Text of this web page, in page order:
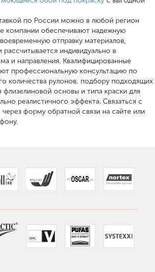
по России можно в любой регион
компании обеспечивают надежную
отправку материалов,
индивидуально в
и направления. Квалифицированные
профессиональную консультацию по
количества рулонов, подбору подходящих
флизелиновой основы и типа краски для
реалистичного эффекта. Связаться с
форму обратной связи на сайте или